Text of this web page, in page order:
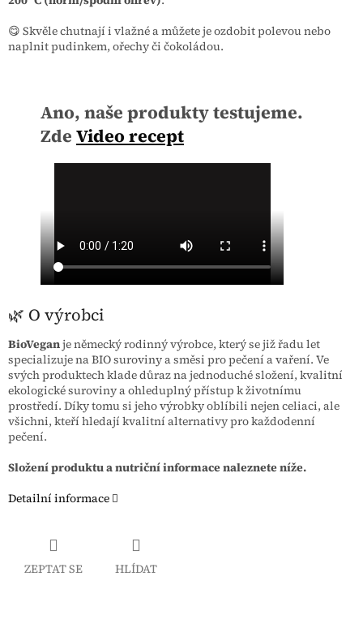
😋 Skvěle chutnají i vlažné a můžete je ozdobit polevou nebo
naplnit pudinkem, ořechy či čokoládou.
Ano, naše produkty testujeme.
Zde Video recept
🌿 O výrobci
BioVeganje německý rodinný výrobce, který se již řadu let
specializuje na BIO suroviny a směsi pro pečení a vaření. Ve
svých produktech klade důraz na jednoduché složení, kvalitní
ekologické suroviny a ohleduplný přístup k životnímu
prostředí. Díky tomu si jeho výrobky oblíbili nejen celiaci, ale
všichni, kteří hledají kvalitní alternativy pro každodenní
pečení.
Složení produktu a nutriční informace naleznete níže.
Detailní informace
ZEPTAT SE HLÍDAT